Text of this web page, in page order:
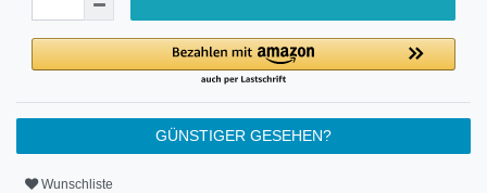
GÜNSTIGER GESEHEN?
Wunschliste